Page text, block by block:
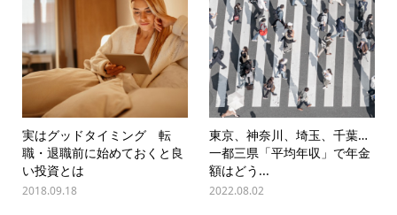
実はグッドタイミング 転
職・退職前に始めておくと良
い投資とは
2018.09.18
東京、神奈川、埼玉、千葉…
一都三県「平均年収」で年金
額はどう...
2022.08.02